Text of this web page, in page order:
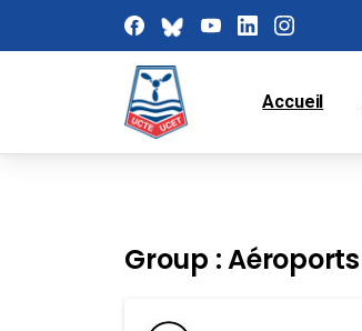
Accueil
Group :Aéroports